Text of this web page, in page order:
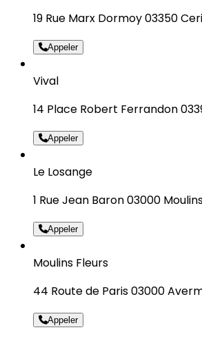
19 Rue Marx Dormoy 03350
Appeler
Vival
14 Place Robert Ferrandon
Appeler
Le Losange
1 Rue Jean Baron 03000
Appeler
Moulins Fleurs
44 Route de Paris 03000
Appeler